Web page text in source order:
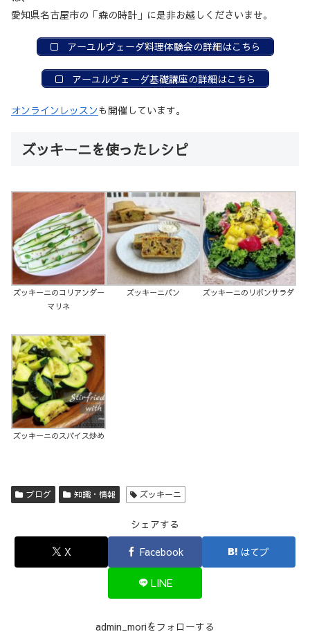
愛知県名古屋市の「森の時計」に是非お越しくださいませ。
アーユルヴェーダ料理体験会の詳細はこちら
アーユルヴェーダ基礎講座の詳細はこちら
オンラインレッスンも開催しています。
ズッキーニを使ったレシピ
ズッキーニのコリアンダー
マリネ
ズッキーニパン ズッキーニのリボンサラダ
ズッキーニのスパイス炒め
ブログ 知識・情報 ズッキーニ
シェアする
X
Facebook はてブ
LINE
admin_moriをフォローする